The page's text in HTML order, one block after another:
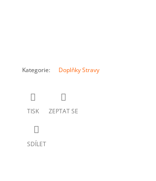
Kategorie: Doplňky Stravy
TISK ZEPTAT SE
SDÍLET